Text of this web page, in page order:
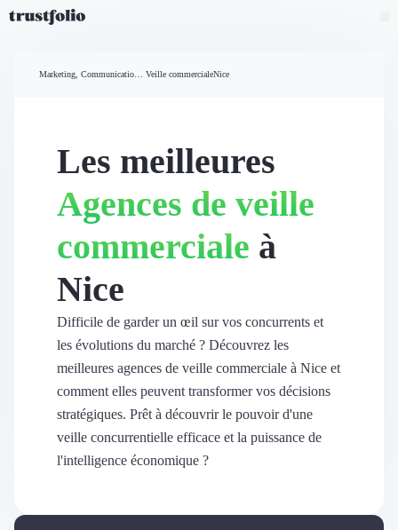
Widgets d'avis
Partage d’avis multicanal
Vidéo de témoignage
Révéler le réseau
Vitrine & média
Suivi du ROI
Voir tous nos avis clients
Découvrir le média
Demander une démo
Accueil
Marketing, Communication et Ventes Veille commercialeNice
Les meilleures
Agences de veille
commerciale à
Nice
Difficile de garder un œil sur vos concurrents et
les évolutions du marché ? Découvrez les
meilleures agences de veille commerciale à Nice et
comment elles peuvent transformer vos décisions
stratégiques. Prêt à découvrir le pouvoir d'une
veille concurrentielle efficace et la puissance de
l'intelligence économique ?